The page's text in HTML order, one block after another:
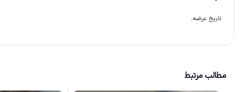
تاریخ عرضه:
مطالب مرتبط